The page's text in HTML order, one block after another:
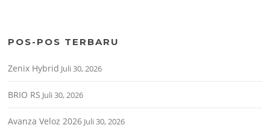
POS-POS TERBARU
Zenix Hybrid Juli 30, 2026
BRIO RS Juli 30, 2026
Avanza Veloz 2026 Juli 30, 2026